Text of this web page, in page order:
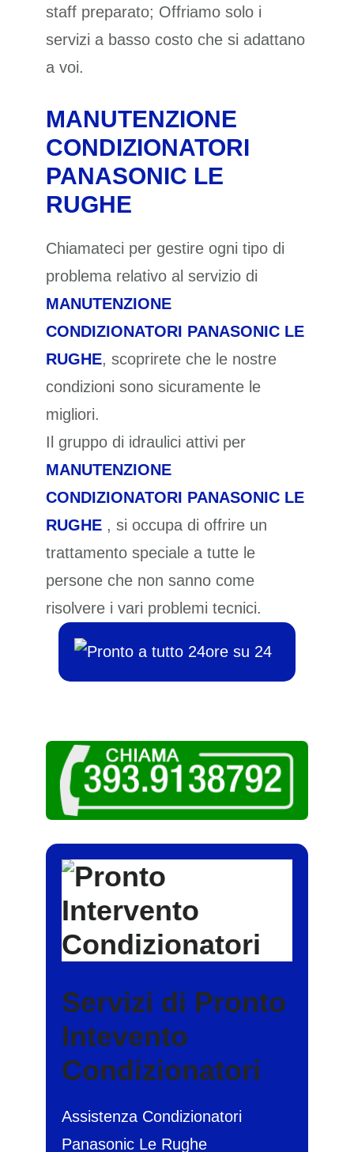
staff preparato; Offriamo solo i
servizi a basso costo che si adattano
a voi.
MANUTENZIONE
CONDIZIONATORI
PANASONIC LE
RUGHE
Chiamateci per gestire ogni tipo di
problema relativo al servizio di
MANUTENZIONE
CONDIZIONATORI PANASONIC LE
RUGHE, scoprirete che le nostre
condizioni sono sicuramente le
migliori.
Il gruppo di idraulici attivi per
MANUTENZIONE
CONDIZIONATORI PANASONIC LE
RUGHE , si occupa di offrire un
trattamento speciale a tutte le
persone che non sanno come
risolvere i vari problemi tecnici.
Servizi di Pronto
Intevento
Condizionatori
Assistenza Condizionatori
Panasonic Le Rughe